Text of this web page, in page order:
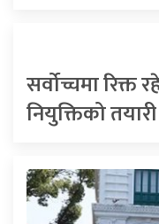
सर्वोच्चमा रिक्त
नियुक्तिको तयारी